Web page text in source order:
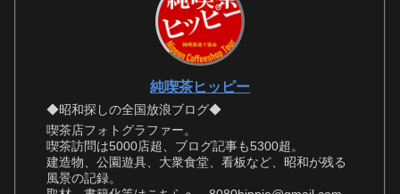
純喫茶ヒッピー
◆昭和探しの全国放浪ブログ◆
喫茶店フォトグラファー。
喫茶訪問は5000店超、ブログ記事も5300超。
建造物、公園遊具、大衆食堂、看板など、昭和が残る
風景の記録。